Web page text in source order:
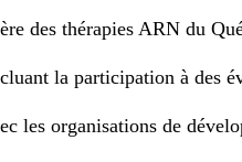
des thérapies ARN du
la participation à des
les organisations de